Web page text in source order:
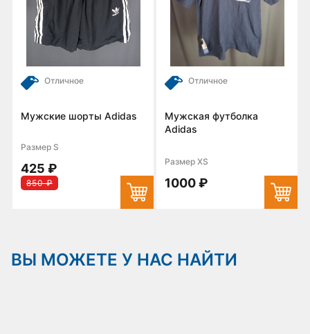
Отличное
Мужские шорты Adidas
Размер S
425 ₽
850 ₽
Отличное
Мужская футболка
Adidas
Размер XS
1000 ₽
ВЫ МОЖЕТЕ У НАС НАЙТИ